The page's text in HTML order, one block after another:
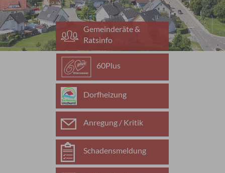
Gemeinderäte &
Ratsinfo
60Plus
Dorfheizung
Anregung / Kritik
Schadensmeldung